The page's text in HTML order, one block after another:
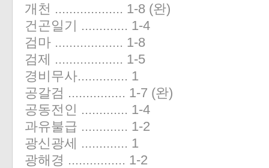
개천 ................... 1-8 (완)
건곤일기 ............. 1-4
검마 ................... 1-8
검제 ................... 1-5
경비무사.............. 1
공갈검 ................ 1-7 (완)
공동전인 ............. 1-4
과유불급 ............. 1-2
광신광세 ............. 1
광해경 ................ 1-2